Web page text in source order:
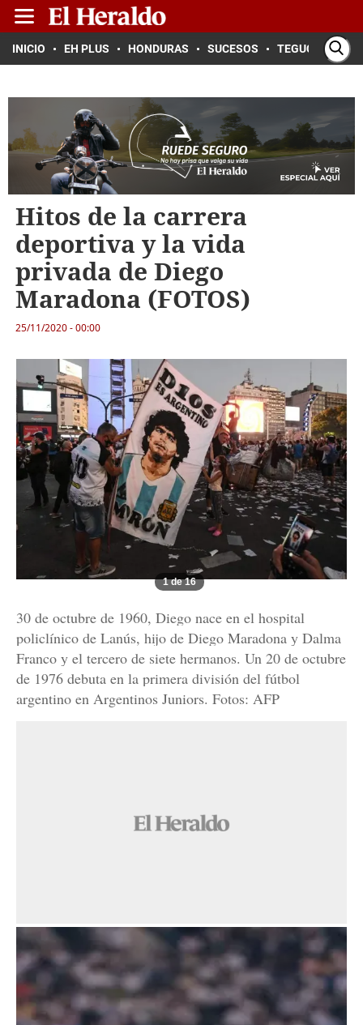
INICIO EH PLUS HONDURAS SUCESOS TEGUCIGALPA
Hitos de la carrera
deportiva y la vida
privada de Diego
Maradona (FOTOS)
25/11/2020 - 00:00
1 de 16
30 de octubre de 1960, Diego nace en el hospital
policlínico de Lanús, hijo de Diego Maradona y Dalma
Franco y el tercero de siete hermanos. Un 20 de octubre
de 1976 debuta en la primera división del fútbol
argentino en Argentinos Juniors. Fotos: AFP